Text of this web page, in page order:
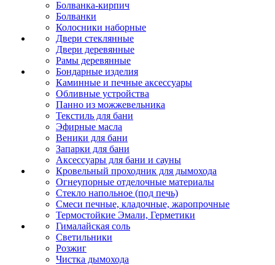
Болванка-кирпич
Болванки
Колосники наборные
Двери стеклянные
Двери деревянные
Рамы деревянные
Бондарные изделия
Каминные и печные аксессуары
Обливные устройства
Панно из можжевельника
Текстиль для бани
Эфирные масла
Веники для бани
Запарки для бани
Аксессуары для бани и сауны
Кровельный проходник для дымохода
Огнеупорные отделочные материалы
Стекло напольное (под печь)
Смеси печные, кладочные, жаропрочные
Термостойкие Эмали, Герметики
Гималайская соль
Светильники
Розжиг
Чистка дымохода